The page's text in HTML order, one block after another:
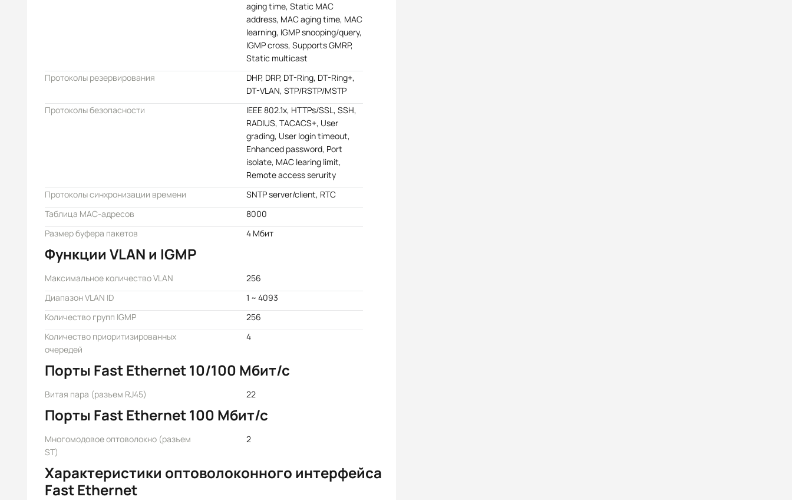
aging time, Static MAC
address, MAC aging time, MAC
learning, IGMP snooping/query,
IGMP cross, Supports GMRP,
Static multicast
Протоколы резервирования
DHP, DRP, DT-Ring, DT-Ring+,
DT-VLAN, STP/RSTP/MSTP
Протоколы безопасности
IEEE 802.1x, HTTPs/SSL, SSH,
RADIUS, TACACS+, User
grading, User login timeout,
Enhanced password, Port
isolate, MAC learing limit,
Remote access serurity
Протоколы синхронизации времени
SNTP server/client, RTC
Таблица MAC-адресов
8000
Размер буфера пакетов
4 Мбит
Функции VLAN и IGMP
Максимальное количество VLAN
256
Диапазон VLAN ID
1 ~ 4093
Количество групп IGMP
256
Количество приоритизированных
очередей
4
Порты Fast Ethernet 10/100 Мбит/с
Витая пара (разъем RJ45) 22
Порты Fast Ethernet 100 Мбит/с
Многомодовое оптоволокно (разъем
ST)
2
Характеристики оптоволоконного интерфейса
Fast Ethernet